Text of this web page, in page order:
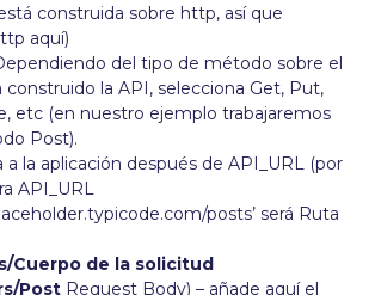
construida sobre http, así que
aquí)
del tipo de método sobre el
construido la API, selecciona Get, Put,
etc (en nuestro ejemplo trabajaremos
Post).
a la aplicación después de API_URL (por
API_URL
posts’ será Ruta
Cuerpo de la solicitud
Post Request Body) – añade aquí el